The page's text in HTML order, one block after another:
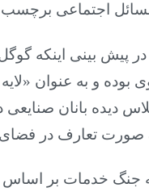
اجتماعی برچسب
بوده و به عنوان
دیده بانان
صورت تعارف در
جنگ خدمات بر اساس